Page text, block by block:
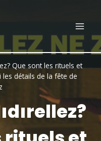
Que sont les rituels et
les détails de la fête de